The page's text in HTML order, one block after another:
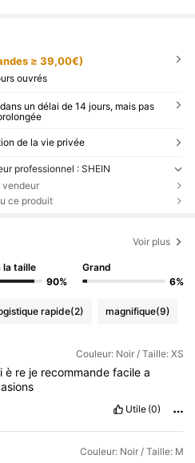
≥ 39,00€)
ouvrés
un délai de 14 jours, mais pas
de la vie privée
professionnel : SHEIN
vendeur
ce produit
Voir plus
la taille
90%
Grand
6%
rapide(2) magnifique(9)
Couleur: Noir / Taille: XS
è re je recommandefacilea
Utile (0)
Couleur: Noir / Taille: M